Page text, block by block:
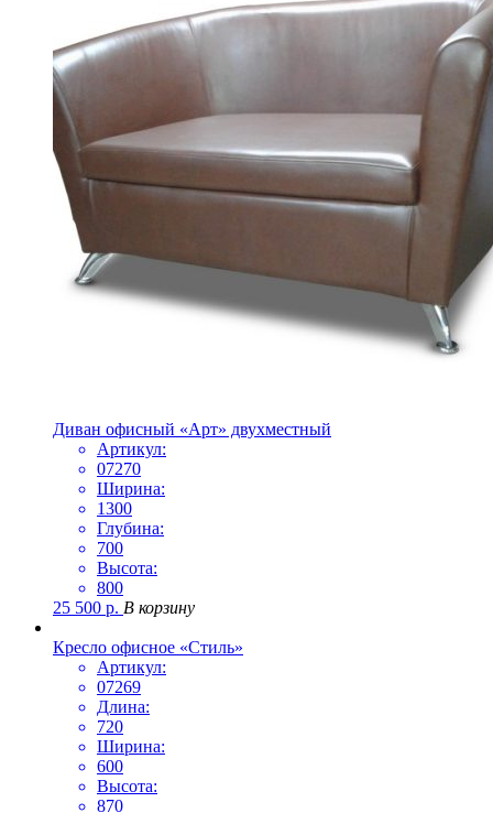
Диван офисный «Арт» двухместный
Артикул:
07270
Ширина:
1300
Глубина:
700
Высота:
800
25 500 р. В корзину
Кресло офисное «Стиль»
Артикул:
07269
Длина:
720
Ширина:
600
Высота:
870